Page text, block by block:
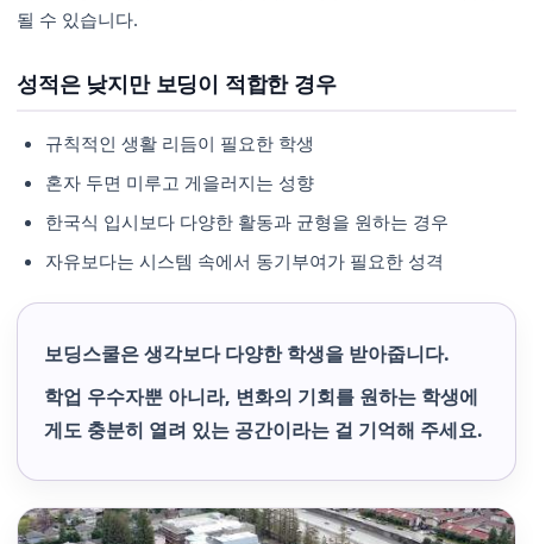
될 수 있습니다.
성적은 낮지만 보딩이 적합한 경우
규칙적인 생활 리듬이 필요한 학생
혼자 두면 미루고 게을러지는 성향
한국식 입시보다 다양한 활동과 균형을 원하는 경우
자유보다는 시스템 속에서 동기부여가 필요한 성격
보딩스쿨은 생각보다 다양한 학생을 받아줍니다.
학업 우수자뿐 아니라, 변화의 기회를 원하는 학생에
게도 충분히 열려 있는 공간이라는 걸 기억해 주세요.